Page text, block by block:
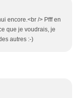
encore.<br /> Pfff en
que je voudrais, je
autres :-)